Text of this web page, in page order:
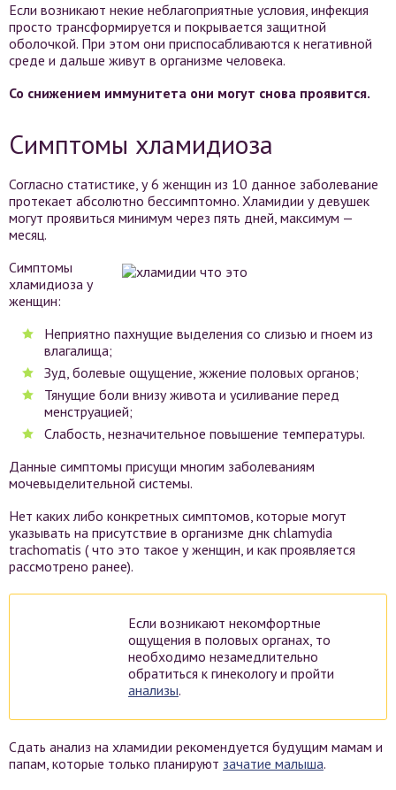
Если возникают некие неблагоприятные условия, инфекция
просто трансформируется и покрывается защитной
оболочкой. При этом они приспосабливаются к негативной
среде и дальше живут в организме человека.
Со снижением иммунитета они могут снова проявится.
Симптомы хламидиоза
Согласно статистике, у 6 женщин из 10 данное заболевание
протекает абсолютно бессимптомно. Хламидии у девушек
могут проявиться минимум через пять дней, максимум —
месяц.
Симптомы
хламидиоза у
женщин:
Неприятно пахнущие выделения со слизью и гноем из
влагалища;
Зуд, болевые ощущение, жжение половых органов;
Тянущие боли внизу живота и усиливание перед
менструацией;
Слабость, незначительное повышение температуры.
Данные симптомы присущи многим заболеваниям
мочевыделительной системы.
Нет каких либо конкретных симптомов, которые могут
указывать на присутствие в организме днк chlamydia
trachomatis ( что это такое у женщин, и как проявляется
рассмотрено ранее).
Если возникают некомфортные
ощущения в половых органах, то
необходимо незамедлительно
обратиться к гинекологу и пройти
анализы.
Сдать анализ на хламидии рекомендуется будущим мамам и
папам, которые только планируют зачатие малыша.